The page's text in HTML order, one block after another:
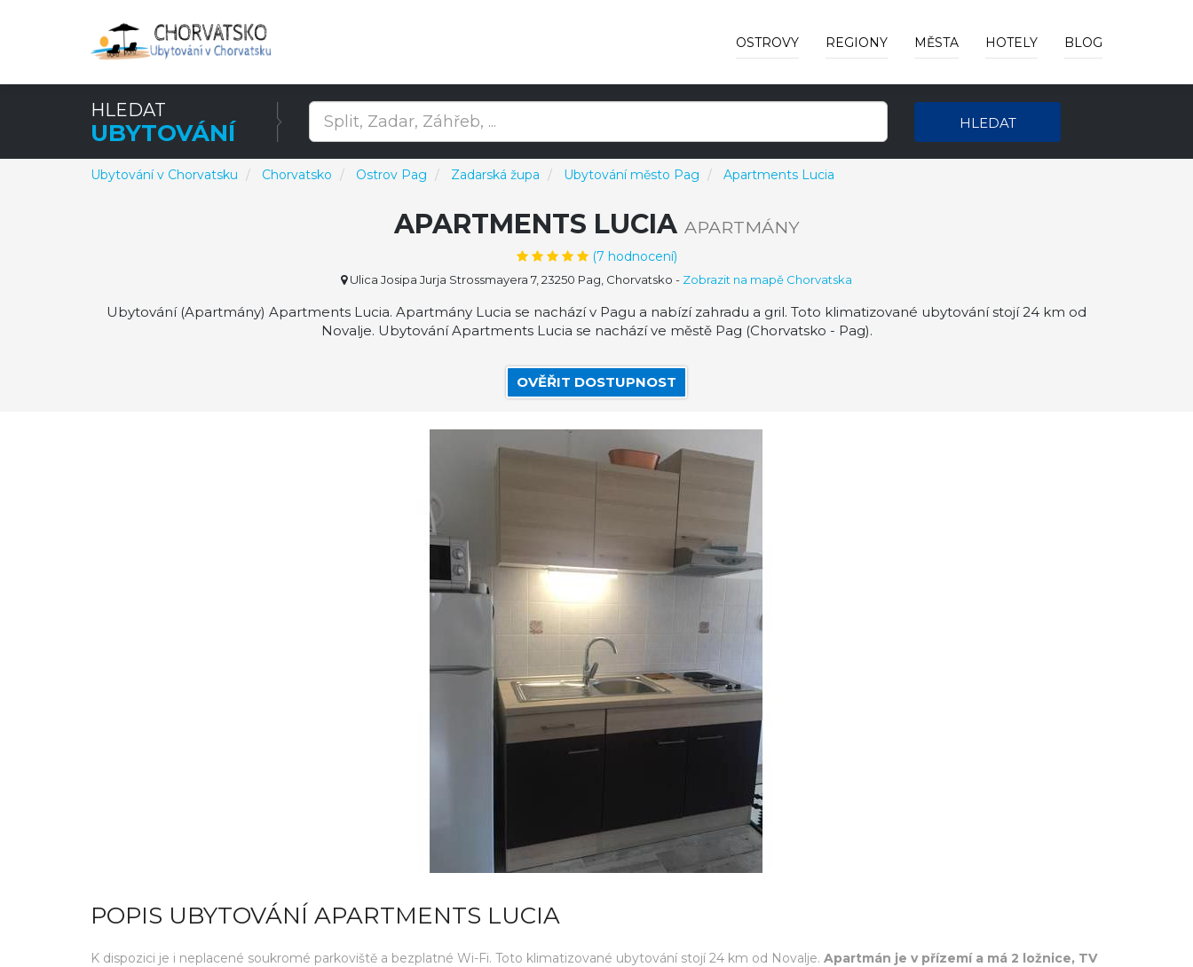
OSTROVY REGIONY MĚSTA HOTELY BLOG
HLEDAT
UBYTOVÁNÍ HLEDAT
Ubytování v Chorvatsku Chorvatsko Ostrov Pag Zadarská župa Ubytování město Pag Apartments Lucia
APARTMENTS LUCIA APARTMÁNY
(7 hodnocení)
Ulica Josipa Jurja Strossmayera 7, 23250 Pag, Chorvatsko - Zobrazit na mapě Chorvatska
Ubytování (Apartmány) Apartments Lucia. Apartmány Lucia se nachází v Pagu a nabízí zahradu a gril. Toto klimatizované ubytování stojí 24 km od
Novalje. Ubytování Apartments Lucia se nachází ve městě Pag (Chorvatsko - Pag).
OVĚŘIT DOSTUPNOST
POPIS UBYTOVÁNÍ APARTMENTS LUCIA
K dispozici je i neplacené soukromé parkoviště a bezplatné Wi-Fi. Toto klimatizované ubytování stojí 24 km od Novalje. Apartmán je v přízemí a má 2 ložnice, TV